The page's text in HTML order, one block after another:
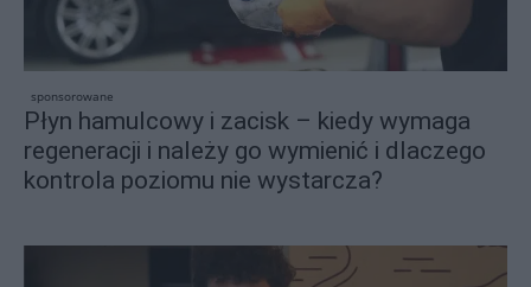
sponsorowane
Płyn hamulcowy i zacisk – kiedy wymaga
regeneracji i należy go wymienić i dlaczego
kontrola poziomu nie wystarcza?